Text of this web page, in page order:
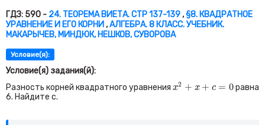
ГДЗ: 590 - 24. ТЕОРЕМА ВИЕТА. СТР 137-139,§8. КВАДРАТНОЕ
УРАВНЕНИЕ И ЕГО КОРНИ,АЛГЕБРА. 8 КЛАСС. УЧЕБНИК.
МАКАРЫЧЕВ, МИНДЮК, НЕШКОВ, СУВОРОВА
Условие(я):
Условие(я) задания(й):
Разность корней квадратного уравненияx2 + x + c = 0
x2 + c
равна
6. Найдите c.